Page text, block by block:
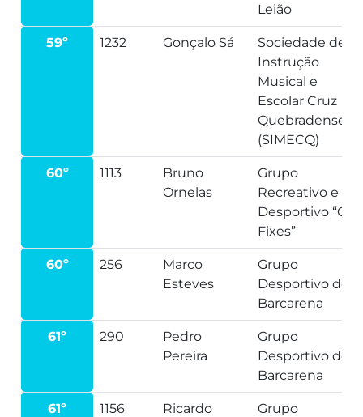
Leião
59º 1232 Gonçalo Sá
Sociedade de
Instrução
Musical e
Escolar Cruz
Quebradense
(SIMECQ)
60º 1113
Bruno
Ornelas
Grupo
Recreativo e
Desportivo “Os
Fixes”
60º 256
Marco
Esteves
Grupo
Desportivo de
Barcarena
61º 290
Pedro
Pereira
Grupo
Desportivo de
Barcarena
61º 1156
Ricardo
Grupo